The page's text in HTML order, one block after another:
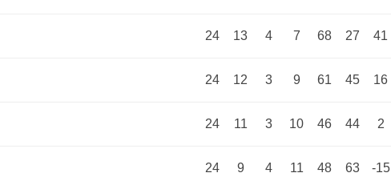
24 13 4 7 68 27 41
24 12 3 9 61 45 16
24 11 3 10 46 44 2
24 9 4 11 48 63 -15